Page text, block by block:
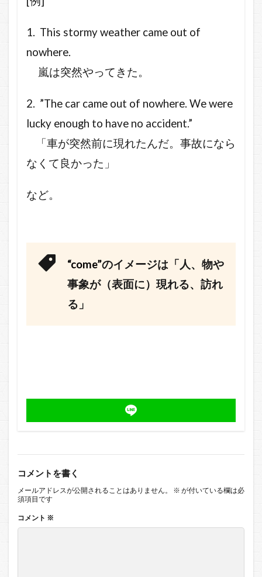
1. This stormy weather came out of
nowhere.
嵐は突然やってきた。
2. ”The car came out of nowhere. We were
lucky enough to have no accident.”
「車が突然前に現れたんだ。事故になら
なくて良かった」
など。
“come”のイメージは「人、物や
事象が（表面に）現れる、訪れ
る」
コメントを書く
メールアドレスが公開されることはありません。 ※ が付いている欄は必
須項目です
コメント ※